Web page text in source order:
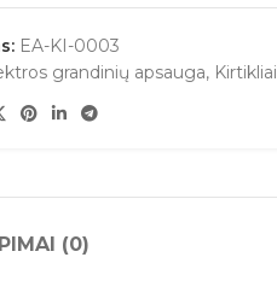
EA-KI-0003
grandinių apsauga, Kirtikliai
(0)